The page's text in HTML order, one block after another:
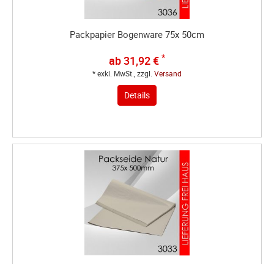
Packpapier Bogenware 75x 50cm
ab 31,92 € *
* exkl. MwSt., zzgl. Versand
Details